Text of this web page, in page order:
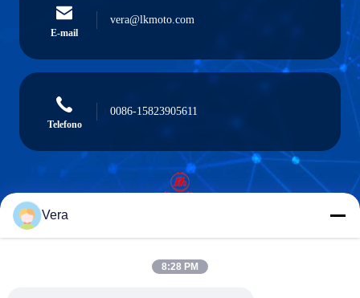
E-mail
vera@lkmoto.com
Telefono
0086-15823905611
Chongqing Longkang Motorcycle Co., Ltd.
Vera
8:28 PM